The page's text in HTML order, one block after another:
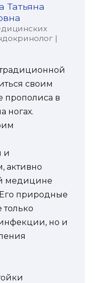
Татьяна
|
своим
прополиса в
ногах.
и
активно
медицине
природные
но и